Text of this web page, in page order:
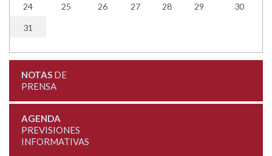
24 25 26 27 28 29 30
31
NOTASDE
PRENSA
AGENDA
PREVISIONES
INFORMATIVAS